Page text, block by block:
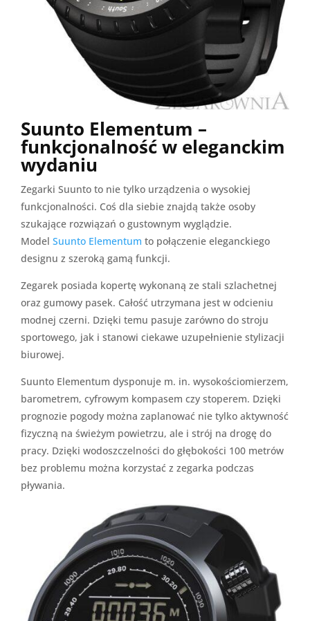
Suunto Elementum –
funkcjonalność w eleganckim
wydaniu
Zegarki Suunto to nie tylko urządzenia o wysokiej
funkcjonalności. Coś dla siebie znajdą także osoby
szukające rozwiązań o gustownym wyglądzie.
Model Suunto Elementum to połączenie eleganckiego
designu z szeroką gamą funkcji.
Zegarek posiada kopertę wykonaną ze stali szlachetnej
oraz gumowy pasek. Całość utrzymana jest w odcieniu
modnej czerni. Dzięki temu pasuje zarówno do stroju
sportowego, jak i stanowi ciekawe uzupełnienie stylizacji
biurowej.
Suunto Elementum dysponuje m. in. wysokościomierzem,
barometrem, cyfrowym kompasem czy stoperem. Dzięki
prognozie pogody można zaplanować nie tylko aktywność
fizyczną na świeżym powietrzu, ale i strój na drogę do
pracy. Dzięki wodoszczelności do głębokości 100 metrów
bez problemu można korzystać z zegarka podczas
pływania.